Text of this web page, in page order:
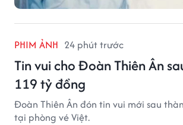
PHIM ẢNH 24 phút trước
Tin vui cho Đoàn Thiên Ân
119 tỷ đồng
Đoàn Thiên Ân đón tin vui mới sau
tại phòng vé Việt.